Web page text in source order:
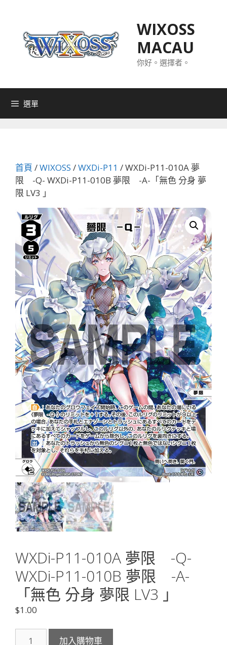
WIXOSS
MACAU
你好。選擇者。
選單
首頁 /WIXOSS /WXDi-P11 / WXDi-P11-010A 夢
限 -Q- WXDi-P11-010B 夢限 -A-「無色 分身 夢
限 LV3 」
WXDi-P11-010A 夢限 -Q-
WXDi-P11-010B 夢限 -A-
「無色 分身 夢限 LV3 」
$1.00
加入購物車